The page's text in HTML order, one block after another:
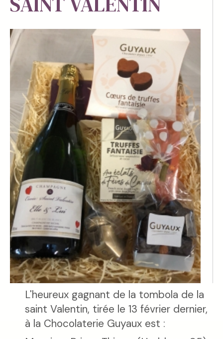
L'heureux gagnant de la tombola de la
saint Valentin, tirée le 13 février dernier,
à la Chocolaterie Guyaux est :